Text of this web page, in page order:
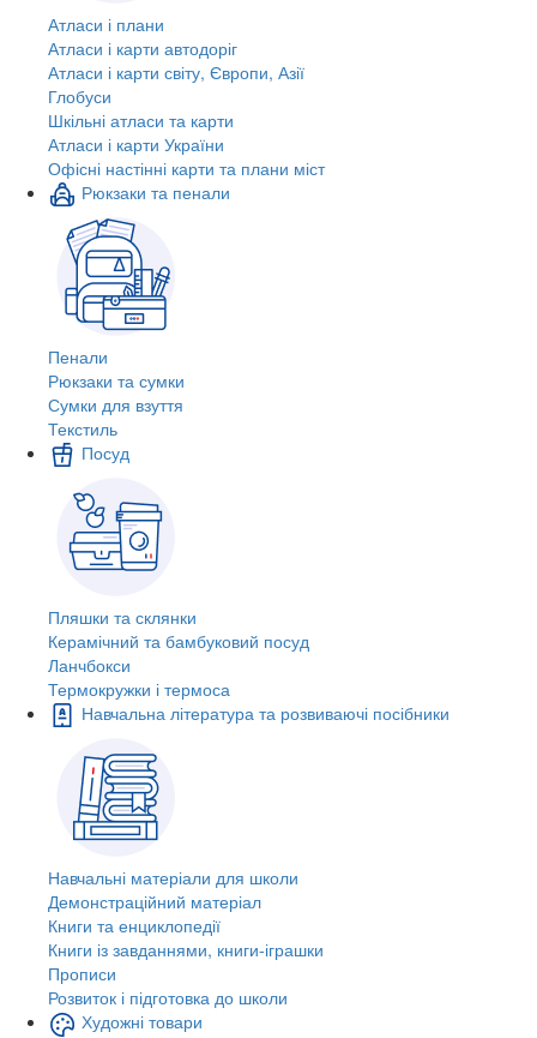
Атласи і плани
Атласи і карти автодоріг
Атласи і карти світу, Європи, Азії
Глобуси
Шкільні атласи та карти
Атласи і карти України
Офісні настінні карти та плани міст
Рюкзаки та пенали
Пенали
Рюкзаки та сумки
Сумки для взуття
Текстиль
Посуд
Пляшки та склянки
Керамічний та бамбуковий посуд
Ланчбокси
Термокружки і термоса
Навчальна література та розвиваючі посібники
Навчальні матеріали для школи
Демонстраційний матеріал
Книги та енциклопедії
Книги із завданнями, книги-іграшки
Прописи
Розвиток і підготовка до школи
Художні товари